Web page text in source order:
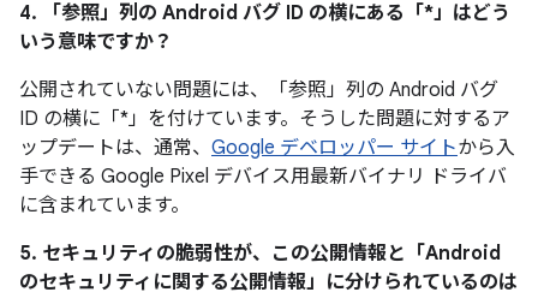
4. 「参照」 列の Android バグ ID の横にある「*」はどう
いう意味ですか？
公開されていない問題には、「参照」 列の Android バグ
ID の横に「*」を付けています。そうした問題に対するア
ップデートは、通常、 Google デベロッパー サイトから入
手できる Google Pixel デバイス用最新バイナリ ドライバ
に含まれています。
5. セキュリティの脆弱性が、この公開情報と「Android
のセキュリティに関する公開情報」に分けられているのは